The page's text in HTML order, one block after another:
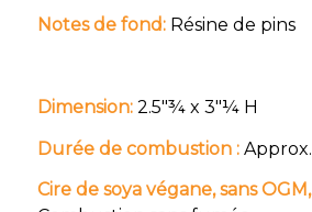
Notes de fond:Résine de pins
Dimension:2.5″¾ x 3″¼ H
Durée de combustion :
Cire de soya végane, sans